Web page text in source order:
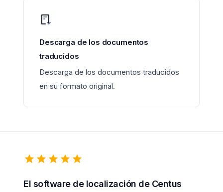
Descarga de los documentos
traducidos
Descarga de los documentos traducidos
en su formato original.
El software de localización de Centus